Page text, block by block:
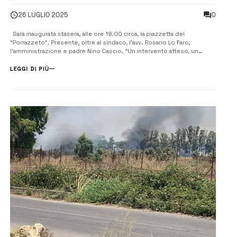
26 LUGLIO 2025 0
Sarà inaugurata stasera, alle ore 19.00 circa, la piazzetta del
“Porrazzeto”. Presente, oltre al sindaco, l’avv. Rosario Lo Faro,
l’amministrazione e padre Nino Cascio. “Un intervento atteso, un
restituito alla comunità, alle famiglie, ai bambini. Un primo passo verso
LEGGI DI PIÙ